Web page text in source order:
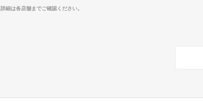
詳細は各店舗までご確認ください。